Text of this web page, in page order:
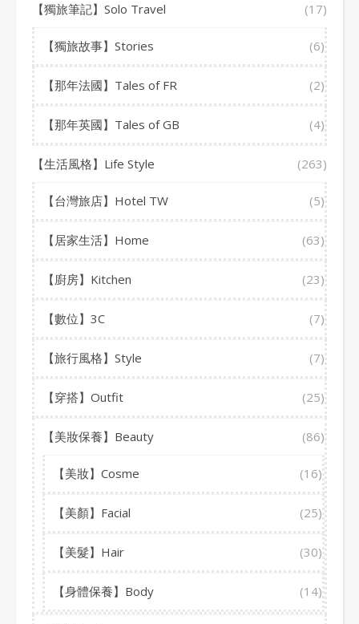
【獨旅筆記】Solo Travel (17)
【獨旅故事】Stories (6)
【那年法國】Tales of FR (2)
【那年英國】Tales of GB (4)
【生活風格】Life Style (263)
【台灣旅店】Hotel TW (5)
【居家生活】Home (63)
【廚房】Kitchen (23)
【數位】3C (7)
【旅行風格】Style (7)
【穿搭】Outfit (25)
【美妝保養】Beauty (86)
【美妝】Cosme (16)
【美顏】Facial (25)
【美髮】Hair (30)
【身體保養】Body (14)